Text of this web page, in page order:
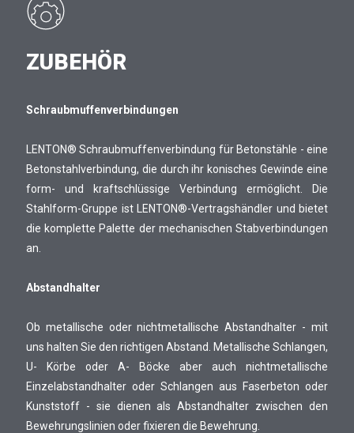
ZUBEHÖR
Schraubmuffenverbindungen
LENTON® Schraubmuffenverbindung für Betonstähle - eine
Betonstahlverbindung, die durch ihr konisches Gewinde eine
form- und kraftschlüssige Verbindung ermöglicht. Die
Stahlform-Gruppe ist LENTON®-Vertragshändler und bietet
die komplette Palette der mechanischen Stabverbindungen
an.
Abstandhalter
Ob metallische oder nichtmetallische Abstandhalter - mit
uns halten Sie den richtigen Abstand. Metallische Schlangen,
U- Körbe oder A- Böcke aber auch nichtmetallische
Einzelabstandhalter oder Schlangen aus Faserbeton oder
Kunststoff - sie dienen als Abstandhalter zwischen den
Bewehrungslinien oder fixieren die Bewehrung.